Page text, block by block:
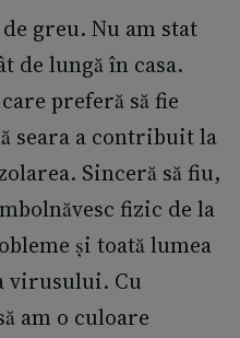
greu. Nu am stat
de lungă în casa.
preferă să fie
seara a contribuit la
Sinceră să fiu,
fizic de la
și toată lumea
virusului. Cu
am o culoare